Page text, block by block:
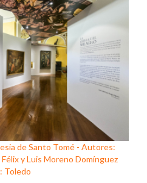
de Santo Tomé - Autores:
y Luis Moreno Domínguez
Toledo